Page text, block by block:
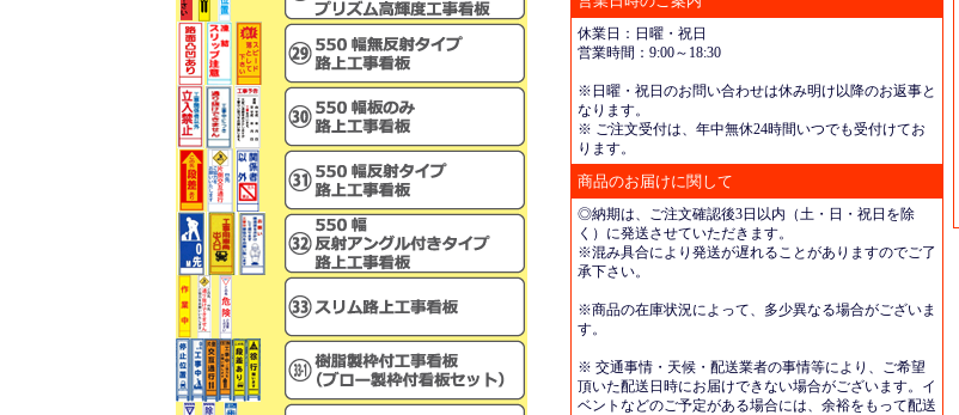
休業日：日曜・祝日
営業時間：9:00～18:30
※日曜・祝日のお問い合わせは休み明け以降のお返事と
なります。
※ ご注文受付は、年中無休24時間いつでも受付けてお
ります。
商品のお届けに関して
◎納期は、ご注文確認後3日以内（土・日・祝日を除
く）に発送させていただきます。
※混み具合により発送が遅れることがありますのでご了
承下さい。
※商品の在庫状況によって、多少異なる場合がございま
す。
※ 交通事情・天候・配送業者の事情等により、ご希望
頂いた配送日時にお届けできない場合がございます。イ
ベントなどのご予定がある場合には、余裕をもって配送